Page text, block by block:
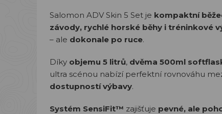
Salomon ADV Skin 5 Set je kompaktní
závody, rychlé horské běhy i tréninkové
– ale dokonale po ruce.
Díky objemu 5 litrů, dvěma 500ml
ultra scénou nabízí perfektní rovnováhu
dostupností výbavy.
Systém SensiFit™ zajišťuje pevné, ale